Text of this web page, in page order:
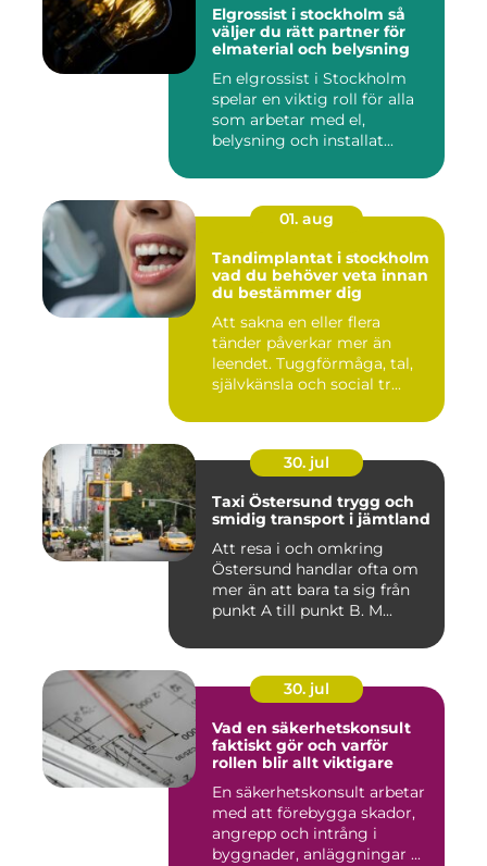
Elgrossist i stockholm så
väljer du rätt partner för
elmaterial och belysning
En elgrossist i Stockholm
spelar en viktig roll för alla
som arbetar med el,
belysning och installat...
01. aug
Tandimplantat i stockholm
vad du behöver veta innan
du bestämmer dig
Att sakna en eller flera
tänder påverkar mer än
leendet. Tuggförmåga, tal,
självkänsla och social tr...
30. jul
Taxi Östersund trygg och
smidig transport i jämtland
Att resa i och omkring
Östersund handlar ofta om
mer än att bara ta sig från
punkt A till punkt B. M...
30. jul
Vad en säkerhetskonsult
faktiskt gör och varför
rollen blir allt viktigare
En säkerhetskonsult arbetar
med att förebygga skador,
angrepp och intrång i
byggnader, anläggningar ...